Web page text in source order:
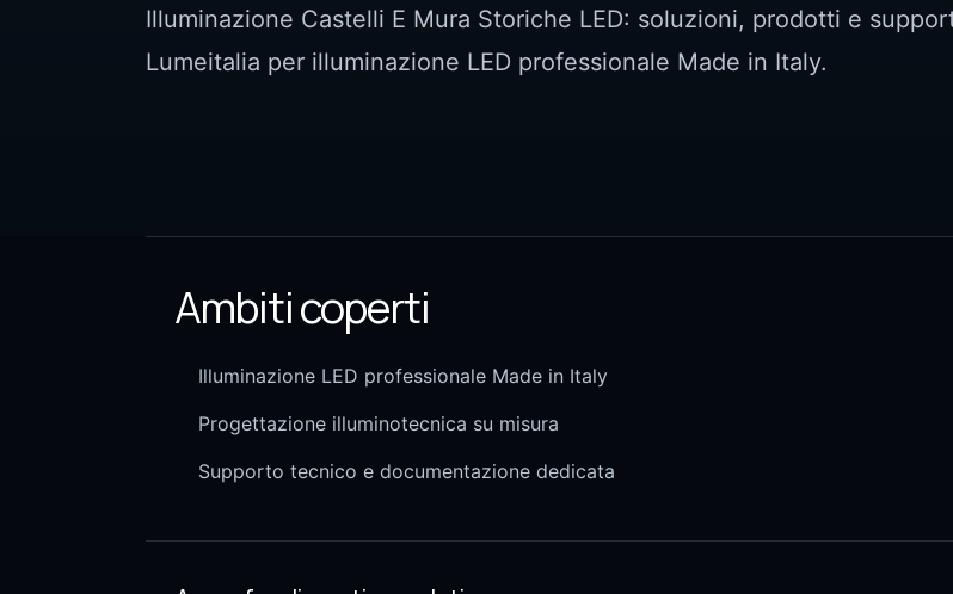
Illuminazione Castelli E Mura Storiche LED: soluzioni, prodotti e
Lumeitalia per illuminazione LED professionale Made in Italy.
Ambiti coperti
Illuminazione LED professionale Made in Italy
Progettazione illuminotecnica su misura
Supporto tecnico e documentazione dedicata